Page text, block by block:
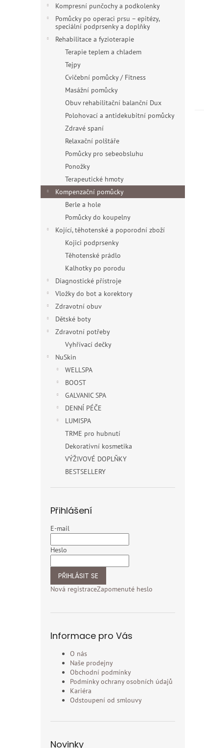
Kompresní punčochy a podkolenky
Pomůcky po operaci prsu – epitézy,
speciální podprsenky a doplňky
Rehabilitace a fyzioterapie
Terapie teplem a chladem
Tejpy
Cvičební pomůcky / Fitness
Masážní pomůcky
Obuv rehabilitační balanční Dux
Polohovací a antidekubitní pomůcky
Zdravé spaní
Relaxační polštáře
Pomůcky pro sebeobsluhu
Ponožky
Terapeutické hmoty
Kompenzační pomůcky
Berle a hole
Pomůcky do koupelny
Kojící, těhotenské a poporodní zboží
Kojici podprsenky
Těhotenské prádlo
Kalhotky po porodu
Diagnostické přístroje
Vložky do bot a korektory
Zdravotní obuv
Dětské boty
Zdravotní potřeby
Vyhřívací dečky
NuSkin
WELLSPA
BOOST
GALVANIC SPA
DENNÍ PÉČE
LUMISPA
TRME pro hubnutí
Dekorativní kosmetika
VÝŽIVOVÉ DOPLŇKY
BESTSELLERY
Přihlášení
E-mail
Heslo
PŘIHLÁSIT SE
Nová registraceZapomenuté heslo
Informace pro Vás
O nás
Naše prodejny
Obchodní podmínky
Podmínky ochrany osobních údajů
Kariéra
Odstoupení od smlouvy
Novinky